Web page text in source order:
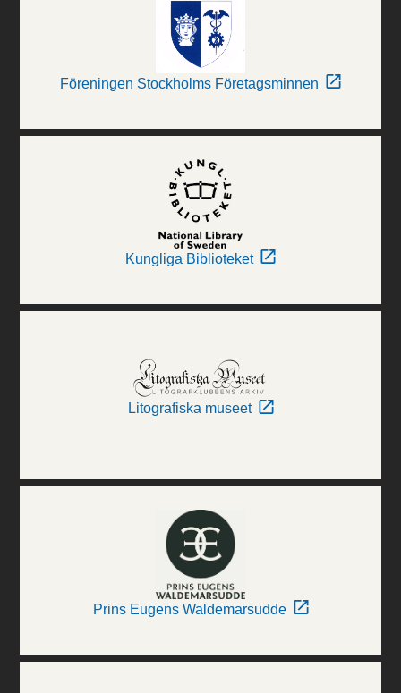
Föreningen Stockholms Företagsminnen
Kungliga Biblioteket
Litografiska museet
Prins Eugens Waldemarsudde